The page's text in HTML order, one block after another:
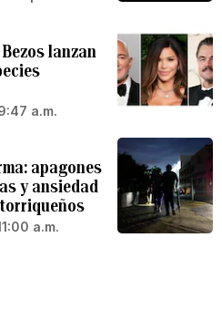
lanzan
a.m.
apagones
y ansiedad
a.m.